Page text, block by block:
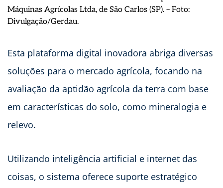
Máquinas Agrícolas Ltda, de São Carlos (SP). – Foto:
Divulgação/Gerdau.
Esta plataforma digital inovadora abriga diversas
soluções para o mercado agrícola, focando na
avaliação da aptidão agrícola da terra com base
em características do solo, como mineralogia e
relevo.
Utilizando inteligência artificial e internet das
coisas, o sistema oferece suporte estratégico